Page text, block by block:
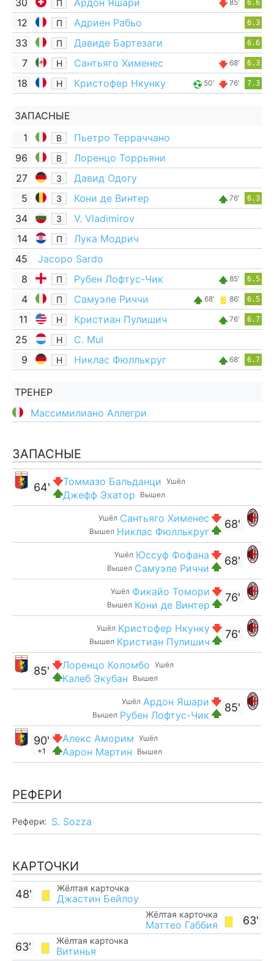
30 П Ардон Яшари 85' 6.6
12 П Адриен Рабьо 6.3
33 П Давиде Бартезаги 6.6
7 Н Сантьяго Хименес 68' 6.3
18 Н Кристофер Нкунку 50' 76' 7.3
ЗАПАСНЫЕ
1
В
Пьетро Терраччано
96
В
Лоренцо Торрьяни
27
З
Давид Одогу
5
З Кони де Винтер 76' 6.3
34 З
V. Vladimirov
14
П
Лука Модрич
45
Jacopo Sardo
8
П Рубен Лофтус-Чик 85' 6.5
4 П Самуэле Риччи 68' 86' 6.5
11 Н Кристиан Пулишич 76' 6.7
25 Н
C. Mul
9
Н Никлас Фюллькруг 68' 6.7
ТРЕНЕР
Массимилиано Аллегри
ЗАПАСНЫЕ
Ушёл
Томмазо Бальданци
Вышел
Джефф Эхатор
64'
68'
Ушёл Сантьяго Хименес
Вышел Никлас Фюллькруг
68'
Ушёл Юссуф Фофана
Вышел Самуэле Риччи
76'
Ушёл Фикайо Томори
Вышел Кони де Винтер
76'
Ушёл Кристофер Нкунку
Вышел Кристиан Пулишич
Ушёл
Лоренцо Коломбо
Вышел
Калеб Экубан
85'
85'
Ушёл Ардон Яшари
Вышел Рубен Лофтус-Чик
Ушёл
Алекс Аморим
Вышел
Аарон Мартин
90'
+1
РЕФЕРИ
Рефери: S. Sozza
КАРТОЧКИ
Жёлтая карточка
Джастин Бейлоу
48'
63'
Жёлтая карточка
Маттео Габбия
Жёлтая карточка
Витинья
63'